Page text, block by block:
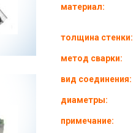
материал:
толщина стенки:
метод сварки:
вид соединения:
диаметры:
примечание: